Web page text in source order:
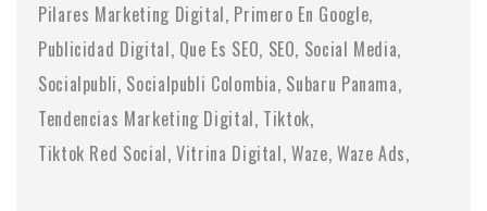
Pilares Marketing Digital Primero En Google
Publicidad Digital Que Es SEO SEO Social Media
Socialpubli Socialpubli Colombia Subaru Panama
Tendencias Marketing Digital Tiktok
Tiktok Red Social Vitrina Digital Waze Waze Ads